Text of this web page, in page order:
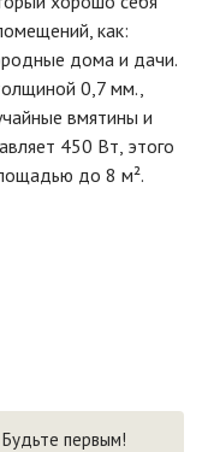
как:
дома и дачи.
0,7 мм.,
вмятины и
450 Вт, этого
до 8 м².
первым!